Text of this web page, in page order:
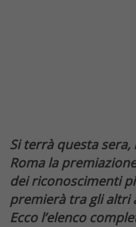
Si terrà questa sera,
Roma la
dei riconoscimenti
premierà tra gli altri
Ecco l’elenco